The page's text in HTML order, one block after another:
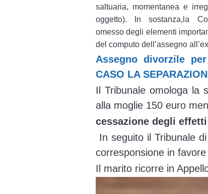
saltuaria, momentanea e
oggetto). In sostanza,la
omesso degli elementi
del computo dell’assegno
Assegno divorzile
CASO LA
Il Tribunale omologa la
alla moglie 150 euro
cessazione degli
In seguito il Tribunale
corresponsione in
Il marito ricorre in